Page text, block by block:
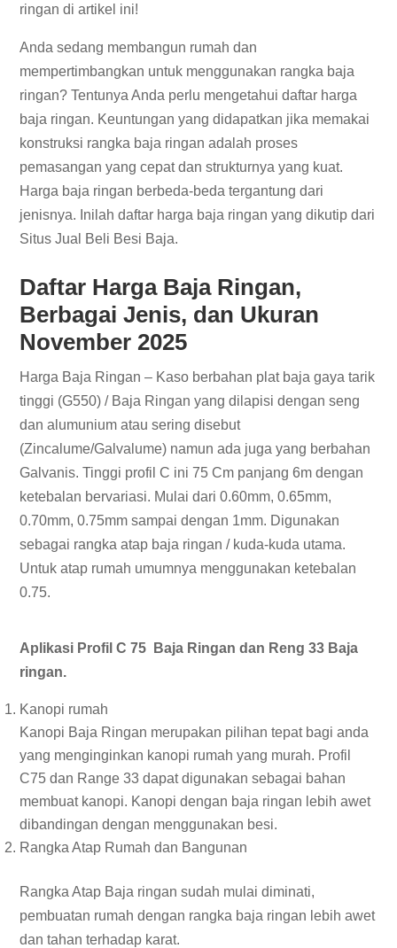
ringan di artikel ini!
Anda sedang membangun rumah dan
mempertimbangkan untuk menggunakan rangka baja
ringan? Tentunya Anda perlu mengetahui daftar harga
baja ringan. Keuntungan yang didapatkan jika memakai
konstruksi rangka baja ringan adalah proses
pemasangan yang cepat dan strukturnya yang kuat.
Harga baja ringan berbeda-beda tergantung dari
jenisnya. Inilah daftar harga baja ringan yang dikutip dari
Situs Jual Beli Besi Baja.
Daftar Harga Baja Ringan,
Berbagai Jenis, dan Ukuran
November 2025
Harga Baja Ringan – Kaso berbahan plat baja gaya tarik
tinggi (G550) / Baja Ringan yang dilapisi dengan seng
dan alumunium atau sering disebut
(Zincalume/Galvalume) namun ada juga yang berbahan
Galvanis. Tinggi profil C ini 75 Cm panjang 6m dengan
ketebalan bervariasi. Mulai dari 0.60mm, 0.65mm,
0.70mm, 0.75mm sampai dengan 1mm. Digunakan
sebagai rangka atap baja ringan / kuda-kuda utama.
Untuk atap rumah umumnya menggunakan ketebalan
0.75.
Aplikasi Profil C 75 Baja Ringan dan Reng 33 Baja
ringan.
Kanopi rumah
Kanopi Baja Ringan merupakan pilihan tepat bagi anda
yang menginginkan kanopi rumah yang murah. Profil
C75 dan Range 33 dapat digunakan sebagai bahan
membuat kanopi. Kanopi dengan baja ringan lebih awet
dibandingan dengan menggunakan besi.
Rangka Atap Rumah dan Bangunan
Rangka Atap Baja ringan sudah mulai diminati,
pembuatan rumah dengan rangka baja ringan lebih awet
dan tahan terhadap karat.